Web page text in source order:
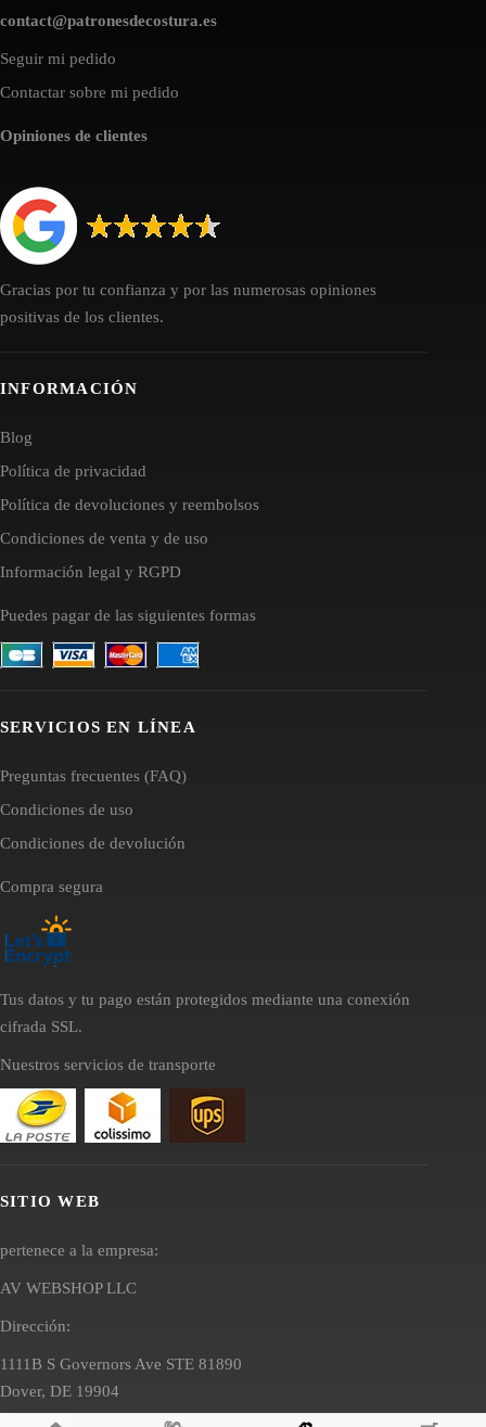
contact@patronesdecostura.es
Seguir mi pedido
Contactar sobre mi pedido
Opiniones de clientes
Gracias por tu confianza y por las numerosas opiniones
positivas de los clientes.
INFORMACIÓN
Blog
Política de privacidad
Política de devoluciones y reembolsos
Condiciones de venta y de uso
Información legal y RGPD
Puedes pagar de las siguientes formas
SERVICIOS EN LÍNEA
Preguntas frecuentes (FAQ)
Condiciones de uso
Condiciones de devolución
Compra segura
Tus datos y tu pago están protegidos mediante una conexión
cifrada SSL.
Nuestros servicios de transporte
SITIO WEB
pertenece a la empresa:
AV WEBSHOP LLC
Dirección:
1111B S Governors Ave STE 81890
Dover, DE 19904
EE. UU.